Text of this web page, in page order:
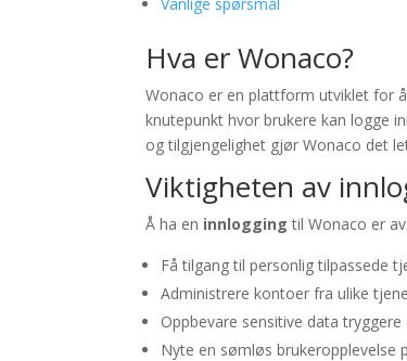
Hva er Wonaco?
Wonaco er en plattform utviklet for
knutepunkt hvor brukere kan logge
og tilgjengelighet gjør Wonaco det
Viktigheten av
Å ha en innlogging til Wonaco er
Få tilgang til personlig tilpassede
Administrere kontoer fra ulike
Oppbevare sensitive data tryggere
Nyte en sømløs brukeropplevelse